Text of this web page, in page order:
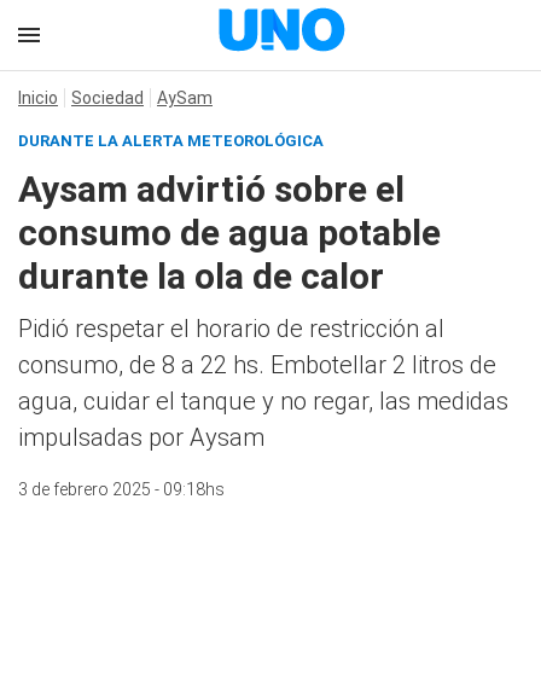
Inicio Sociedad AySam
DURANTE LA ALERTA METEOROLÓGICA
Aysam advirtió sobre el
consumo de agua potable
durante la ola de calor
Pidió respetar el horario de restricción al
consumo, de 8 a 22 hs. Embotellar 2 litros de
agua, cuidar el tanque y no regar, las medidas
impulsadas por Aysam
3 de febrero 2025 - 09:18hs